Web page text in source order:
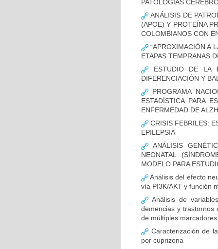
PATOLOGÍAS
ANÁLISIS DE
(APOE) Y PROTEÍNA
COLOMBIANOS CON
“APROXIMACIÒN A
ETAPAS TEMPRANAS
ESTUDIO DE LA
DIFERENCIACIÓN Y
PROGRAMA
ESTADÍSTICA PARA
ENFERMEDAD DE
CRISIS FEBRILES:
EPILEPSIA
ANÁLISIS
NEONATAL
MODELO PARA
Análisis del efecto
vía PI3K/AKT y función
Análisis de
demencias y trastornos
de múltiples
Caracterización de
por cuprizona